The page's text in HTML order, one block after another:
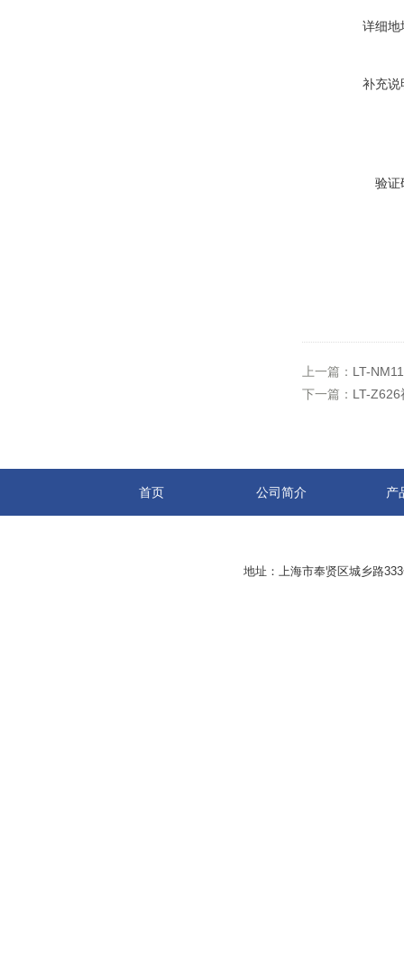
详细地
补充说
验证
上一篇： LT-
下一篇： LT-
首页 公司简介 产
地址：上海市奉贤区城乡路